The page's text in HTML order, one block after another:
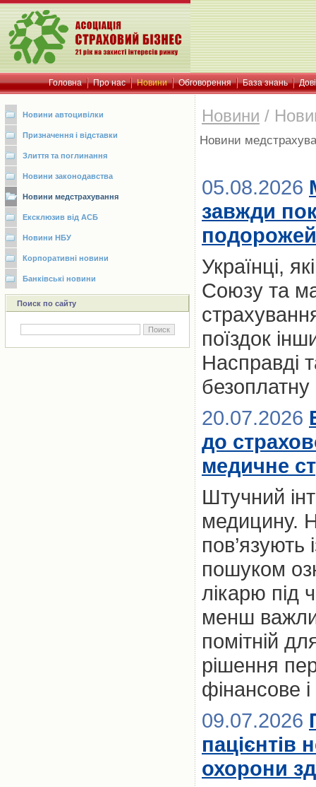
Головна Про нас Новини Обговорення База знань
Новини автоцивілки
Призначення і відставки
Злиття та поглинання
Новини законодавства
Новини медстрахування
Ексклюзив від АСБ
Новини НБУ
Корпоративні новини
Банківські новини
Поиск по сайту
Новини /
Новини
05.08.2026
завжди
Українці,
Союзу та
поїздок
Насправді
20.07.2026
до
медичне
Штучний
медицину.
пошуком
лікарю під
менш
помітній
рішення
фінансове
09.07.2026
пацієнтів
охорони